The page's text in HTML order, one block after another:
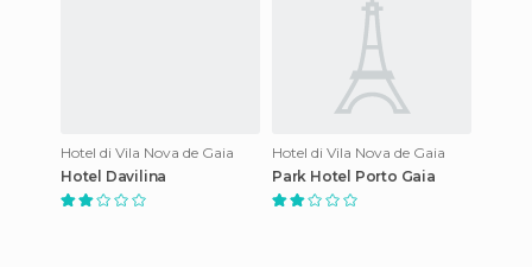
Hotel di Vila Nova de Gaia
Hotel Davilina
Hotel di Vila Nova de Gaia
Park Hotel Porto Gaia